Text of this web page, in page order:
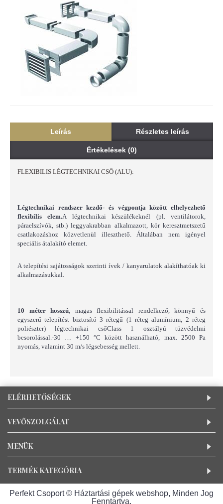
Leírás Részletes leírás
Értékelések (0)
FLEXIBILIS LÉGTECHNIKAI CSŐ (ALU):
Légtechnikai rendszer kezdő- és végpontja között elhelyezhető
flexibilis elem.A légtechnikai készülékeknél (pl. ventilátorok,
páraelszívók, stb.) leggyakrabban alkalmazott, kör keresztmetszetű
csatlakozáshoz közvetlenül illeszthető. Általában nem igényel
speciális átalakító elemet.
A telepítési sajátosságok szerinti ívek / kanyarulatok alakíthatóak ki
alkalmazásukkal.
10 méter hosszú, magas flexibilitással rendelkező, könnyű és
egyszerű telepítést biztosító 3 rétegű (1 réteg alumínium, 2 réteg
poliészter) légtechnikai csőClass 1 osztályú tüzvédelmi
besorolással.-30 … +150 °C között használható, max. 2500 Pa
nyomás, valamint 30 m/s légsebesség mellett.
ELÉRHETŐSÉGEK
VEVŐSZOLGÁLAT
MENÜK
TERMÉK KATEGÓRIA
Perfekt Csoport © Háztartási gépek webshop, Minden Jog
Fenntartva.